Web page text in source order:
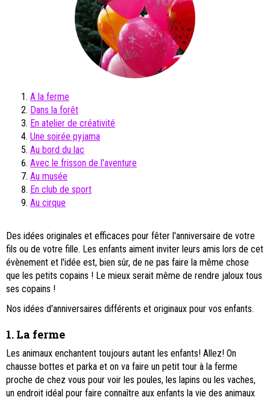
A la ferme
Dans la forêt
En atelier de créativité
Une soirée pyjama
Au bord du lac
Avec le frisson de l'aventure
Au musée
En club de sport
Au cirque
Des idées originales et efficaces pour fêter l'anniversaire de votre
fils ou de votre fille. Les enfants aiment inviter leurs amis lors de cet
évènement et l'idée est, bien sûr, de ne pas faire la même chose
que les petits copains ! Le mieux serait même de rendre jaloux tous
ses copains !
Nos idées d'anniversaires différents et originaux pour vos enfants.
1. La ferme
Les animaux enchantent toujours autant les enfants! Allez! On
chausse bottes et parka et on va faire un petit tour à la ferme
proche de chez vous pour voir les poules, les lapins ou les vaches,
un endroit idéal pour faire connaître aux enfants la vie des animaux